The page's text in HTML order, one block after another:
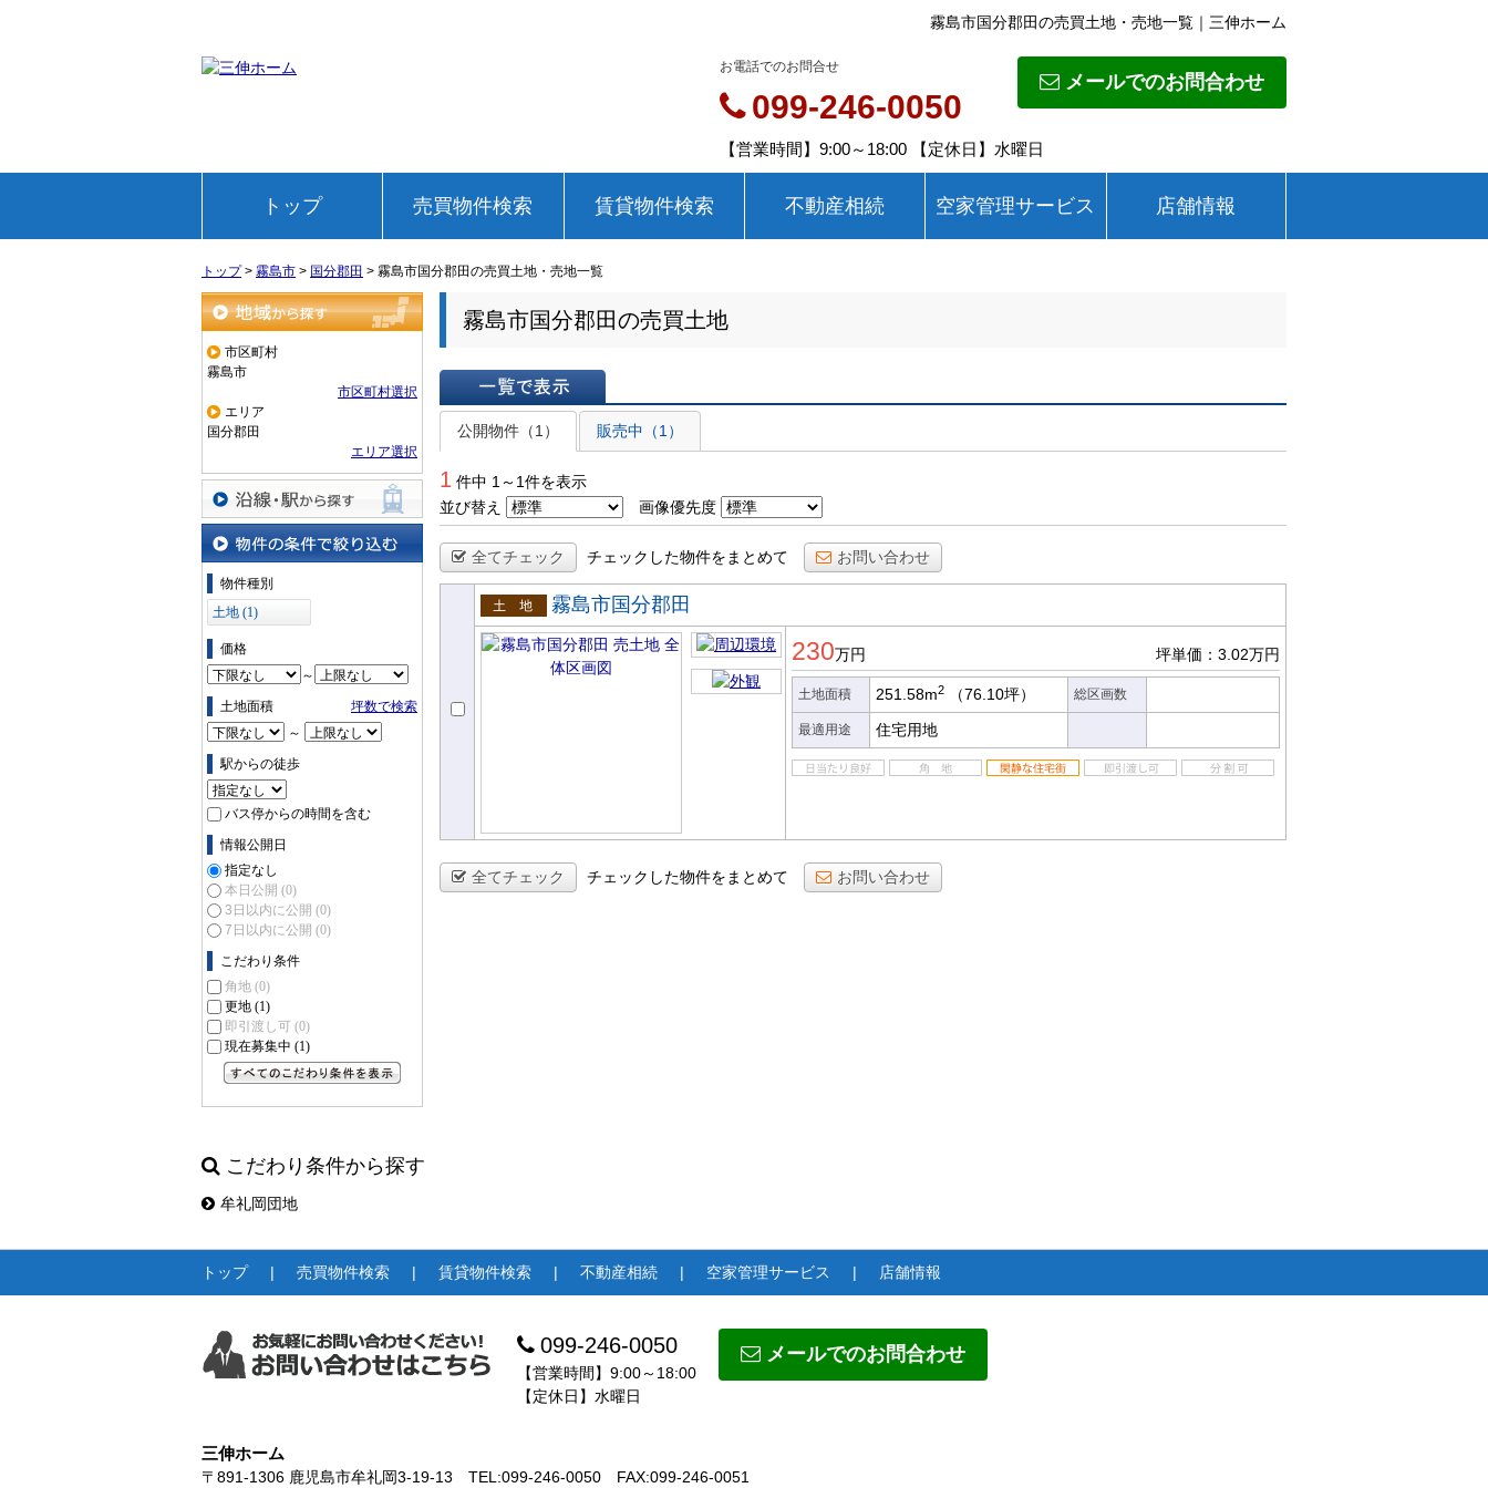
霧島市国分郡田の売買土地・売地一覧｜三伸ホーム
メールでのお問合わせ
お電話でのお問合せ
099-246-0050
【営業時間】9:00～18:00 【定休日】水曜日
トップ 売買物件検索 賃貸物件検索 不動産相続 空家管理サービス 店舗情報
トップ> 霧島市 > 国分郡田 > 霧島市国分郡田の売買土地・売地一覧
地域から探す
市区町村
霧島市
市区町村選択
エリア
国分郡田
エリア選択
沿線・駅から探す
物件の条件で絞り込む
物件種別
土地 (1)
価格
～
土地面積
坪数で検索
～
駅からの徒歩
バス停からの時間を含む
情報公開日
指定なし
本日公開 (0)
3日以内に公開 (0)
7日以内に公開 (0)
こだわり条件
角地 (0)
更地 (1)
即引渡し可 (0)
現在募集中 (1)
霧島市国分郡田の売買土地
一覧で表示
公開物件（1）
販売中（1）
1 件中 1～1件を表示
並び替え
画像優先度
全てチェック チェックした物件をまとめて お問い合わせ
売土地
霧島市国分郡田
230万円 坪単価：3.02万円
土地面積 251.58m2 （76.10坪） 総区画数
最適用途 住宅用地
全てチェック チェックした物件をまとめて お問い合わせ
こだわり条件から探す
牟礼岡団地
トップ 売買物件検索 賃貸物件検索 不動産相続 空家管理サービス 店舗情報
099-246-0050
【営業時間】9:00～18:00
【定休日】水曜日
メールでのお問合わせ
三伸ホーム
〒891-1306 鹿児島市牟礼岡3-19-13 TEL:099-246-0050 FAX:099-246-0051